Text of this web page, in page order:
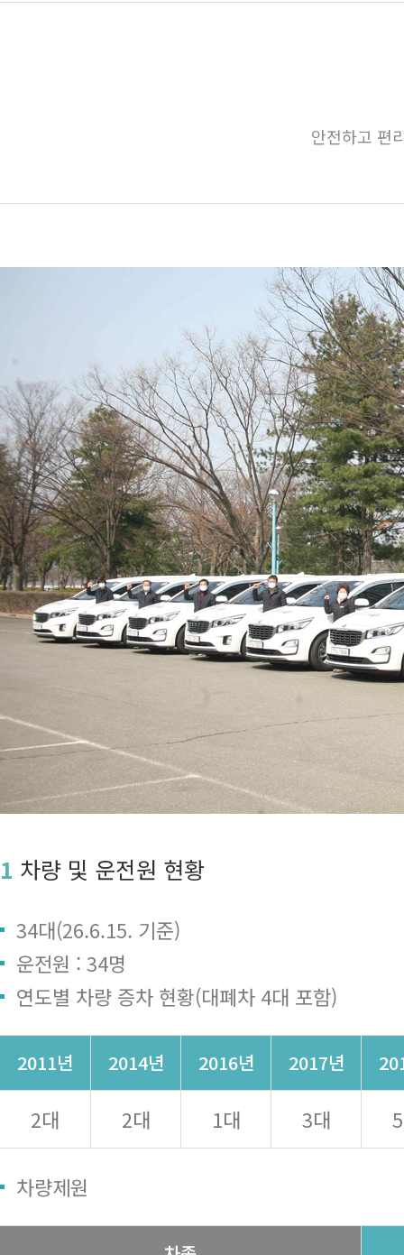
안전하고 편
1 차량 및 운전원 현황
34대(26.6.15. 기준)
운전원 : 34명
연도별 차량 증차 현황(대폐차 4대 포함)
2011년 2014년 2016년 2017년
2대 2대 1대 3대
차량제원